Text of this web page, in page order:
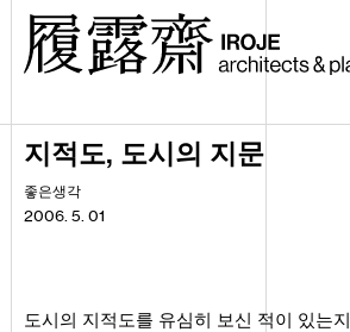
지적도, 도시의 지문
좋은생각
2006. 5. 01
도시의 지적도를 유심히 보신 적이 있는지